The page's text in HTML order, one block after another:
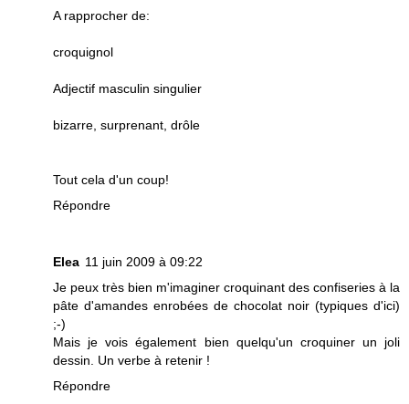
A rapprocher de:
croquignol
Adjectif masculin singulier
bizarre, surprenant, drôle
Tout cela d'un coup!
Répondre
Elea 11 juin 2009 à 09:22
Je peux très bien m'imaginer croquinant des confiseries à la
pâte d'amandes enrobées de chocolat noir (typiques d'ici)
;-)
Mais je vois également bien quelqu'un croquiner un joli
dessin. Un verbe à retenir !
Répondre